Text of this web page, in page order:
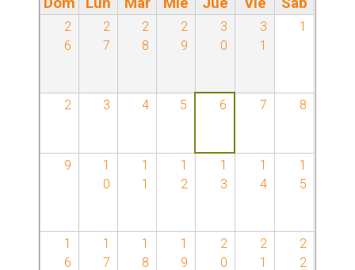
2
6
2
7
2
8
2
9
3
0
3
1
1
2 3 4 5 6 7 8
9
1
0
1
1
1
2
1
3
1
4
1
5
1
6
1
7
1
8
1
9
2
0
2
1
2
2